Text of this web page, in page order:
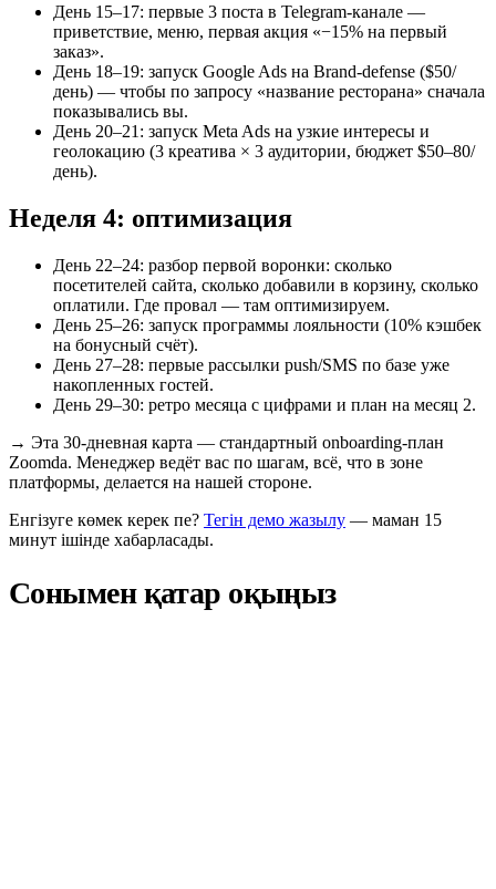
День 15–17: первые 3 поста в Telegram-канале —
приветствие, меню, первая акция «−15% на первый
заказ».
День 18–19: запуск Google Ads на Brand-defense ($50/
день) — чтобы по запросу «название ресторана» сначала
показывались вы.
День 20–21: запуск Meta Ads на узкие интересы и
геолокацию (3 креатива × 3 аудитории, бюджет $50–80/
день).
Неделя 4: оптимизация
День 22–24: разбор первой воронки: сколько
посетителей сайта, сколько добавили в корзину, сколько
оплатили. Где провал — там оптимизируем.
День 25–26: запуск программы лояльности (10% кэшбек
на бонусный счёт).
День 27–28: первые рассылки push/SMS по базе уже
накопленных гостей.
День 29–30: ретро месяца с цифрами и план на месяц 2.
→ Эта 30-дневная карта — стандартный onboarding-план
Zoomda. Менеджер ведёт вас по шагам, всё, что в зоне
платформы, делается на нашей стороне.
Енгізуге көмек керек пе? Тегін демо жазылу — маман 15
минут ішінде хабарласады.
Сонымен қатар оқыңыз